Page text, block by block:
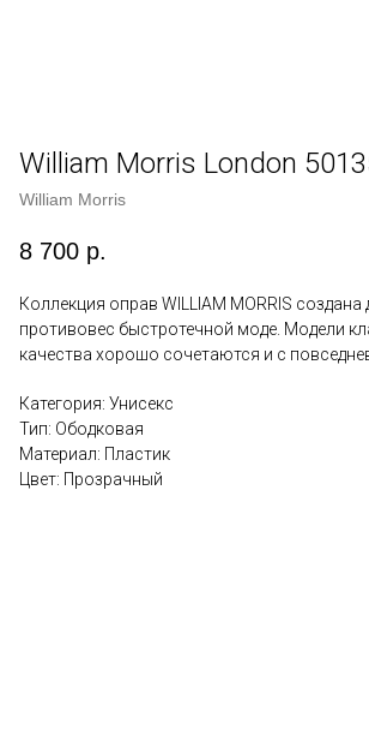
William Morris London
William Morris
8 700 р.
Коллекция оправ WILLIAM MORRIS
противовес быстротечной моде. Модели
качества хорошо сочетаются и с
Категория: Унисекс
Тип: Ободковая
Материал: Пластик
Цвет: Прозрачный